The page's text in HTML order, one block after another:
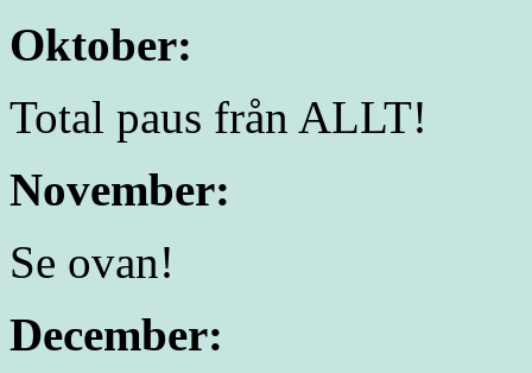
Oktober:
Total paus från ALLT!
November:
Se ovan!
December: